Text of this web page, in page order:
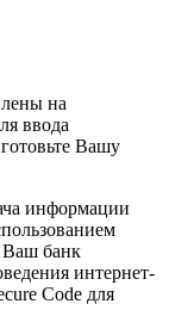
на
ввода
Вашу
информации
Ваш банк
интернет-
Code для